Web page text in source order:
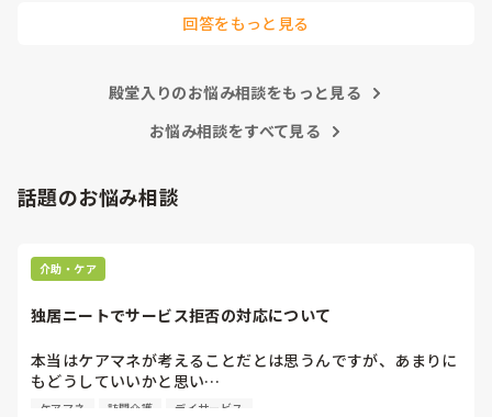
無理難題を言って来るこの人達には、毅然とした態度や対応が
まり、精神がやられた結果辞めて行きます。
治体や他職種にも拡大して、介護職に取っても働きやすい職場
回答をもっと見る
殿堂入りのお悩み相談をもっと見る
お悩み相談をすべて見る
話題のお悩み相談
介助・ケア
独居ニートでサービス拒否の対応について
本当はケアマネが考えることだとは思うんですが、あまりに
もどうしていいかと思い…
デイサービスに通ってる利用者さん
ケアマネ 訪問介護 デイサービス